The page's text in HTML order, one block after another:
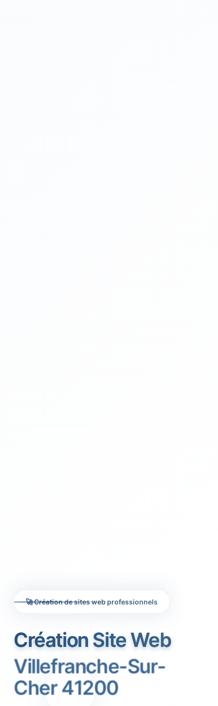
🚀 Création de sites web professionnels
Création Site Web
Villefranche-Sur-
Cher 41200